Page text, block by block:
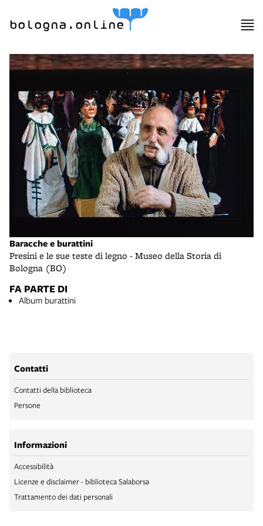
bologna.online
Baracche e burattini
Presini e le sue teste di legno - Museo della Storia di
Bologna (BO)
FA PARTE DI
Album burattini
Contatti
Contatti della biblioteca
Persone
Informazioni
Accessibilità
Licenze e disclaimer - biblioteca Salaborsa
Trattamento dei dati personali